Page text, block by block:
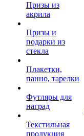
Призы из
акрила
Призы и
подарки из
стекла
Плакетки,
панно, тарелки
Футляры для
наград
Текстильная
продукция